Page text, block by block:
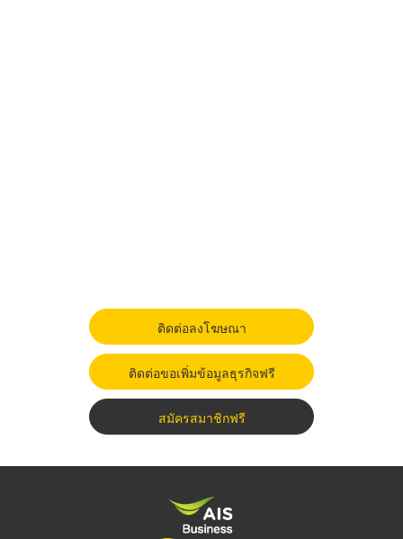
ติดต่อลงโฆษณา
ติดต่อขอเพิ่มข้อมูลธุรกิจฟรี
สมัครสมาชิกฟรี